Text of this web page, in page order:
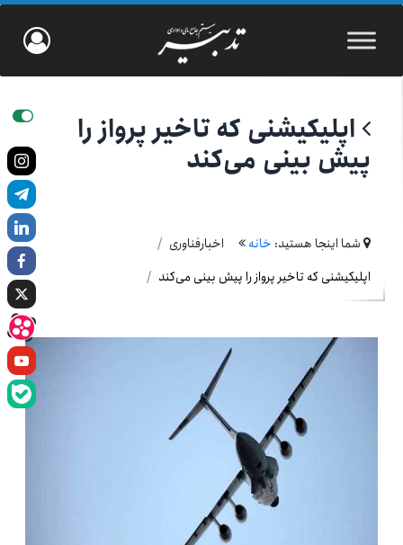
اپلیکیشنی که تاخیر پرواز را
پیش بینی می‌کند
شما اینجا هستید: خانه
اخبارفناوری
اپلیکیشنی که تاخیر پرواز را پیش بینی می‌کند